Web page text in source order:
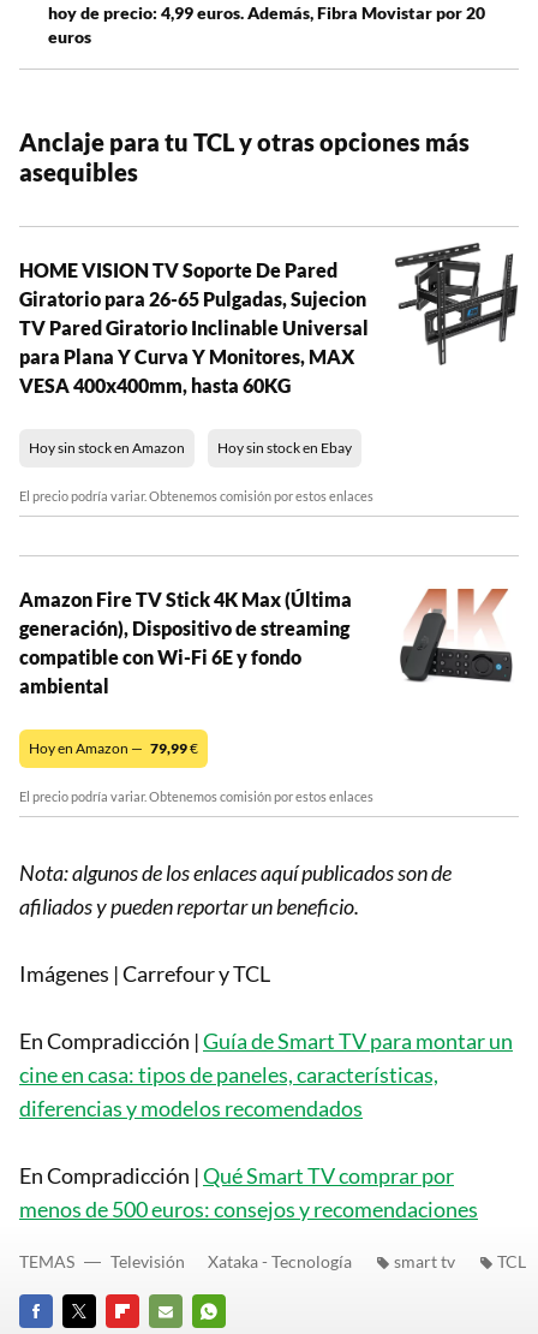
hoy de precio: 4,99 euros. Además, Fibra Movistar por 20
euros
Anclaje para tu TCL y otras opciones más
asequibles
HOME VISION TV Soporte De Pared
Giratorio para 26-65 Pulgadas, Sujecion
TV Pared Giratorio Inclinable Universal
para Plana Y Curva Y Monitores, MAX
VESA 400x400mm, hasta 60KG
Hoy sin stock en Amazon Hoy sin stock en Ebay
El precio podría variar. Obtenemos comisión por estos enlaces
Amazon Fire TV Stick 4K Max (Última
generación), Dispositivo de streaming
compatible con Wi-Fi 6E y fondo
ambiental
Hoy en Amazon — 79,99€
El precio podría variar. Obtenemos comisión por estos enlaces
Nota: algunos de los enlaces aquí publicados son de
afiliados y pueden reportar un beneficio.
Imágenes | Carrefour y TCL
En Compradicción |Guía de Smart TV para montar un
cine en casa: tipos de paneles, características,
diferencias y modelos recomendados
En Compradicción |Qué Smart TV comprar por
menos de 500 euros: consejos y recomendaciones
TEMAS Televisión Xataka - Tecnología smart tv TCL